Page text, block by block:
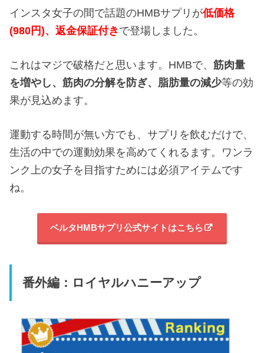
インスタ女子の間で話題のHMBサプリが低価格
(980円)、返金保証付き で登場しました。
これはマジで破格だと思います。HMBで、筋肉量
を増やし、筋肉の分解を防ぎ、 脂肪量の減少等の効
果が見込めます。
運動する時間が無い方でも、サプリを飲むだけで、
生活の中での運動効果を高めてくれるます。ワンラ
ンク上の女子を目指すためには必須アイテムです
ね。
ベルタHMBサプリ公式サイトはこちら
番外編：ロイヤルハニーアップ